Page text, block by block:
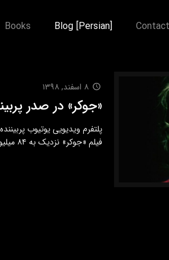
Blog [Persian]
Books
۸ اسفند, ۱۳۹۸
«جوکر» در صدر
فیلم «جوکر» نزدیک به ۸۴ میلیون بازدید فقط در صفحه اختصاصی